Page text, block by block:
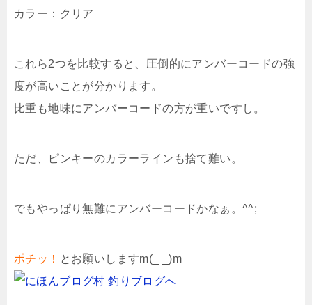
カラー：クリア
これら2つを比較すると、圧倒的にアンバーコードの強
度が高いことが分かります。
比重も地味にアンバーコードの方が重いですし。
ただ、ピンキーのカラーラインも捨て難い。
でもやっぱり無難にアンバーコードかなぁ。^^;
ポチッ！ とお願いしますm(_ _)m